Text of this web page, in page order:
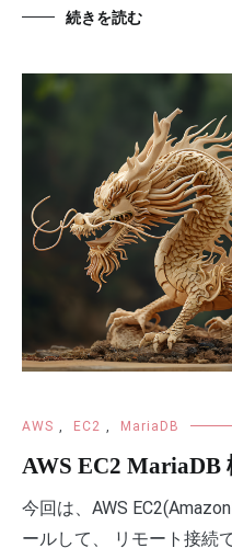
続きを読む
AWS , EC2 , MariaDB
AWS EC2 MariaDB
今回は、AWS
ールして、 リモート接続